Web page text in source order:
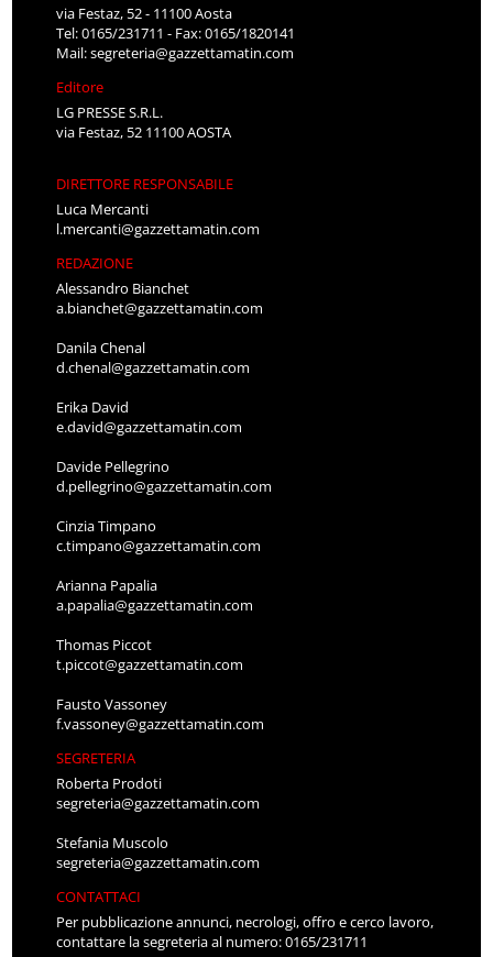
via Festaz, 52 - 11100 Aosta
Tel: 0165/231711 - Fax: 0165/1820141
Mail:segreteria@gazzettamatin.com
Editore
LG PRESSE S.R.L.
via Festaz, 52 11100 AOSTA
DIRETTORE RESPONSABILE
Luca Mercanti
l.mercanti@gazzettamatin.com
REDAZIONE
Alessandro Bianchet
a.bianchet@gazzettamatin.com
Danila Chenal
d.chenal@gazzettamatin.com
Erika David
e.david@gazzettamatin.com
Davide Pellegrino
d.pellegrino@gazzettamatin.com
Cinzia Timpano
c.timpano@gazzettamatin.com
Arianna Papalia
a.papalia@gazzettamatin.com
Thomas Piccot
t.piccot@gazzettamatin.com
Fausto Vassoney
f.vassoney@gazzettamatin.com
SEGRETERIA
Roberta Prodoti
segreteria@gazzettamatin.com
Stefania Muscolo
segreteria@gazzettamatin.com
CONTATTACI
Per pubblicazione annunci, necrologi, offro e cerco lavoro,
contattare la segreteria al numero: 0165/231711